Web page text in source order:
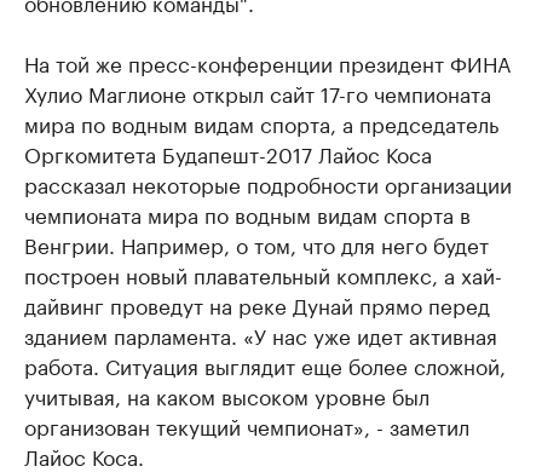
На той же пресс-конференции президент ФИНА
Хулио Маглионе открыл сайт 17-го чемпионата
мира по водным видам спорта, а председатель
Оргкомитета Будапешт-2017 Лайос Коса
рассказал некоторые подробности организации
чемпионата мира по водным видам спорта в
Венгрии. Например, о том, что для него будет
построен новый плавательный комплекс, а хай-
дайвинг проведут на реке Дунай прямо перед
зданием парламента. «У нас уже идет активная
работа. Ситуация выглядит еще более сложной,
учитывая, на каком высоком уровне был
организован текущий чемпионат», - заметил
Лайос Коса.